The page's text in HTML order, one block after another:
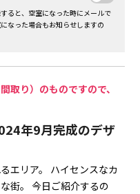
ると、空室になった時にメールで
なった場合もお知らせしますの
取り）のものですので、
年9月完成のデザ
エリア。
ハイセンスなカ
街。 今日ご紹介するの